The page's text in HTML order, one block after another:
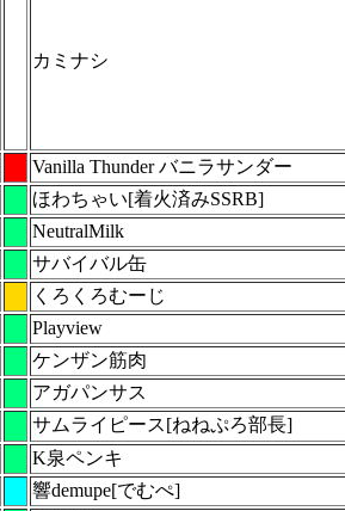
カミナシ
Vanilla Thunder バニラサンダー
ほわちゃい[着火済みSSRB]
NeutralMilk
サバイバル缶
くろくろむーじ
Playview
ケンザン筋肉
アガパンサス
サムライピース[ねねぷろ部長]
K泉ペンキ
響demupe[でむぺ]